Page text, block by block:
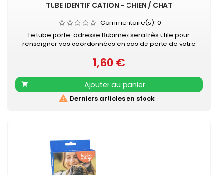
TUBE IDENTIFICATION - CHIEN / CHAT
Commentaire(s): 0
Le tube porte-adresse Bubimex sera très utile pour
renseigner vos coordonnées en cas de perte de votre
en cas de changement de téléphone : on change le
papier à l'intérieur ! Le petit accessoire utile à adopter de
toute urgence ! Disponible en 2 tailles (SMALL ou MEDIUM)
Coloris : argent
Prix
1,60 €

Ajouter au panier
 Derniers articles en stock